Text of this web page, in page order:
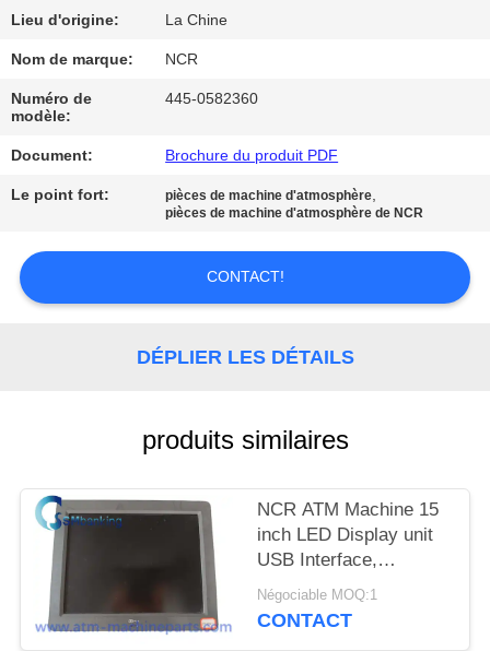
DE
QUALITÉ
NOUS
DEMANDEZ
DU
SITE
PRIVACY
POLICY
Lieu d'origine: La Chine
Nom de marque: NCR
Numéro de
modèle:
445-0582360
Document: Brochure du produit PDF
Le point fort: pièces de machine d'atmosphère,
pièces de machine d'atmosphère de NCR
CONTACT!
DÉPLIER LES DÉTAILS
produits similaires
NCR ATM Machine 15
inch LED Display unit
USB Interface,
SN:5943-5100-9090;
Power rating 12V-
Négociable MOQ:1
CONTACT